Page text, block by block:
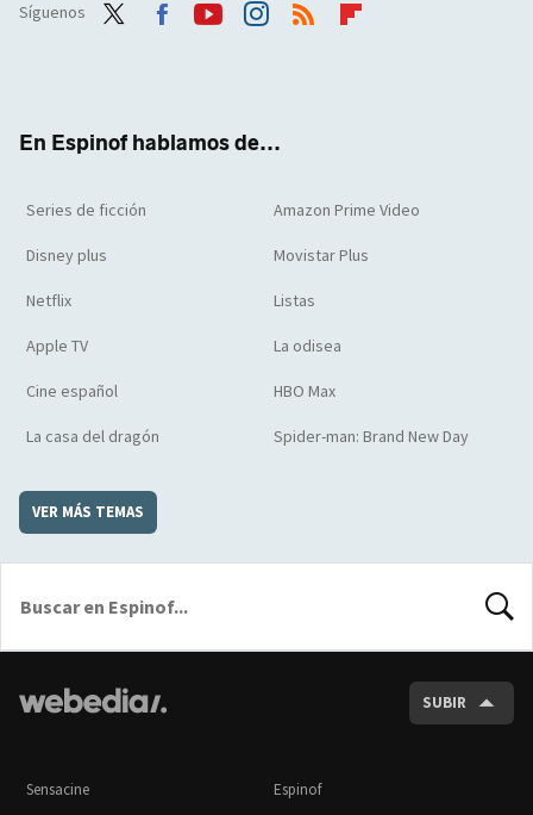
Síguenos
En Espinof hablamos de...
Series de ficción Amazon Prime Video
Disney plus Movistar Plus
Netflix Listas
Apple TV La odisea
Cine español HBO Max
La casa del dragón Spider-man: Brand New Day
VER MÁS TEMAS
SUBIR
Sensacine Espinof